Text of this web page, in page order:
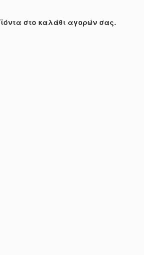
στο καλάθι αγορών σας.